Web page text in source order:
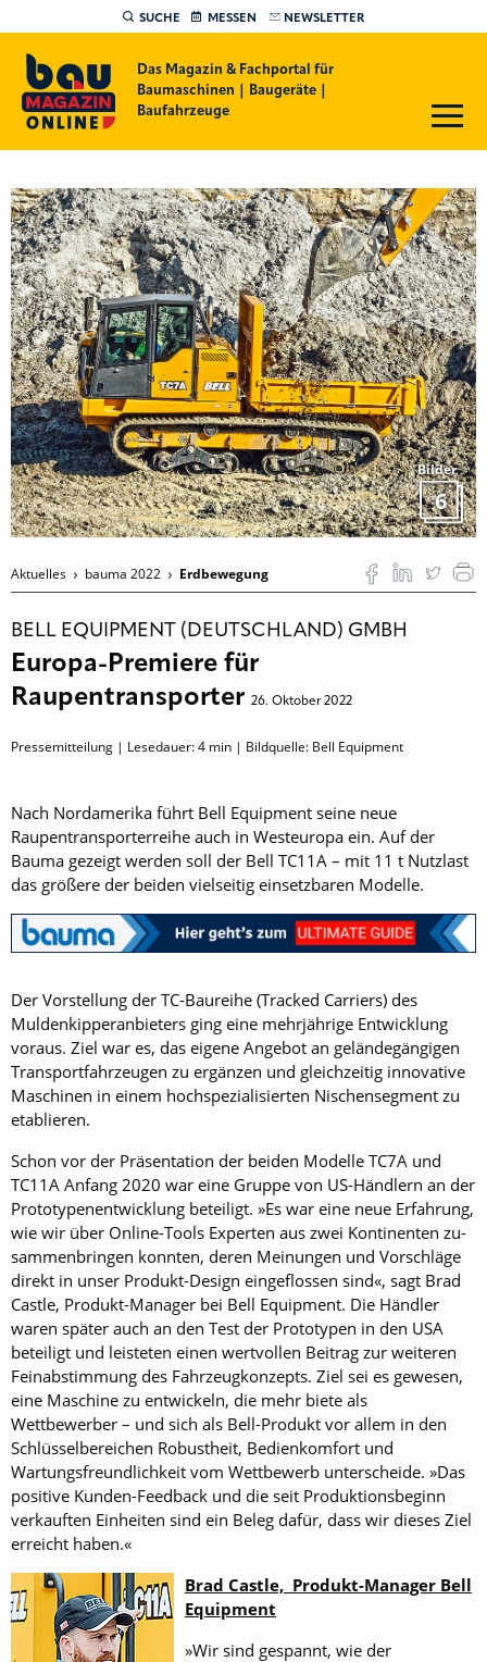
SUCHE MESSEN NEWSLETTER
Das Magazin & Fachportal für
Baumaschinen | Baugeräte |
Baufahrzeuge
Bilder
6
Aktuelles bauma 2022 Erdbewegung
BELL EQUIPMENT (DEUTSCHLAND) GMBH
Europa-Premiere für
Raupentransporter 26. Oktober 2022
Pressemitteilung | Lesedauer:4 min | Bildquelle: Bell Equipment
Nach Nordamerika führt Bell Equipment seine neue
Raupentransporterreihe auch in Westeuropa ein. Auf der
Bauma gezeigt werden soll der Bell TC11A – mit 11 t Nutzlast
das größere der beiden vielseitig einsetzbaren Modelle.
Der Vorstellung der TC-Baureihe (Tracked Carriers) des
Muldenkipperanbieters ging eine mehrjährige Entwicklung
voraus. Ziel war es, das eigene Angebot an geländegängigen
Transportfahrzeugen zu ergänzen und gleichzeitig innovative
Maschinen in einem hochspezialisierten Nischensegment zu
etablieren.
Schon vor der Präsentation der beiden Modelle TC7A und
TC11A Anfang 2020 war eine Gruppe von US-Händlern an der
Prototypenentwicklung be­teiligt. »Es war eine neue Erfahrung,
wie wir über Online-Tools Experten aus zwei Kontinenten zu­
sammenbringen konnten, deren Meinungen und Vorschläge
direkt in unser Produkt-Design eingeflossen sind«, sagt Brad
Castle, Produkt-Manager bei Bell Equipment. Die Händler
waren später auch an den Test der Prototypen in den USA
beteiligt und leisteten einen wertvollen Beitrag zur weiteren
Feinabstimmung des Fahrzeugkonzepts. Ziel sei es gewesen,
eine Maschine zu entwickeln, die mehr biete als
Wettbewerber – und sich als Bell-Produkt vor allem in den
Schlüsselbereichen Robustheit, Bedienkomfort und
Wartungsfreundlichkeit vom Wettbewerb unterscheide. »Das
positive Kunden-Feedback und die seit Produktionsbeginn
verkauften Einheiten sind ein Beleg dafür, dass wir dieses Ziel
erreicht haben.«
Brad Castle, Produkt-Manager Bell
Equipment
»Wir sind gespannt, wie der